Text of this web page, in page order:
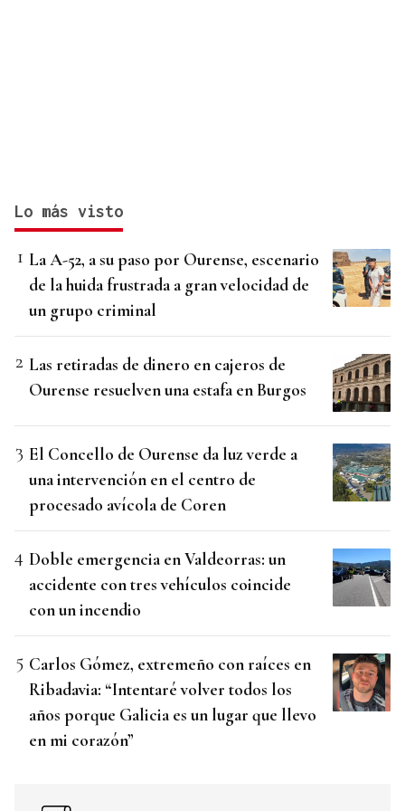
Lo más visto
La A-52, a su paso por Ourense, escenario
de la huida frustrada a gran velocidad de
un grupo criminal
Las retiradas de dinero en cajeros de
Ourense resuelven una estafa en Burgos
El Concello de Ourense da luz verde a
una intervención en el centro de
procesado avícola de Coren
Doble emergencia en Valdeorras: un
accidente con tres vehículos coincide
con un incendio
Carlos Gómez, extremeño con raíces en
Ribadavia: “Intentaré volver todos los
años porque Galicia es un lugar que llevo
en mi corazón”